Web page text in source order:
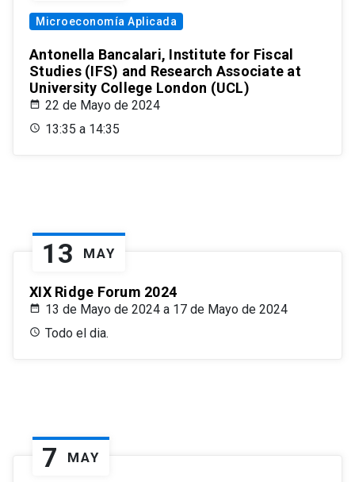
Microeconomía Aplicada
Antonella Bancalari, Institute for Fiscal
Studies (IFS) and Research Associate at
University College London (UCL)
22 de Mayo de 2024
13:35 a 14:35
13 MAY
XIX Ridge Forum 2024
13 de Mayo de 2024 a 17 de Mayo de 2024
Todo el dia.
7 MAY